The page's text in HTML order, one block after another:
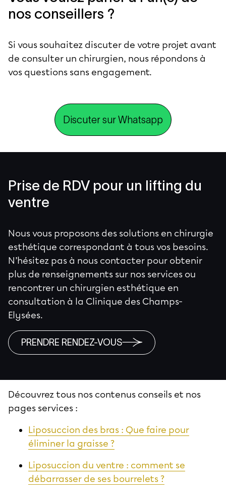
nos conseillers ?
Si vous souhaitez discuter de votre projet avant
de consulter un chirurgien, nous répondons à
vos questions sans engagement.
Discuter sur Whatsapp
Prise de RDV pour un lifting du
ventre
Nous vous proposons des solutions en chirurgie
esthétique correspondant à tous vos besoins.
N’hésitez pas à nous contacter pour obtenir
plus de renseignements sur nos services ou
rencontrer un chirurgien esthétique en
consultation à la Clinique des Champs-
Elysées.
PRENDRE RENDEZ-VOUS
Découvrez tous nos contenus conseils et nos
pages services :
Liposuccion des bras : Que faire pour
éliminer la graisse ?
Liposuccion du ventre : comment se
débarrasser de ses bourrelets ?